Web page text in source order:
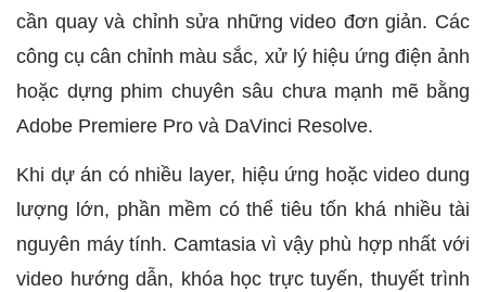
cần quay và chỉnh sửa những video đơn giản. Các
công cụ cân chỉnh màu sắc, xử lý hiệu ứng điện ảnh
hoặc dựng phim chuyên sâu chưa mạnh mẽ bằng
Adobe Premiere Pro và DaVinci Resolve.
Khi dự án có nhiều layer, hiệu ứng hoặc video dung
lượng lớn, phần mềm có thể tiêu tốn khá nhiều tài
nguyên máy tính. Camtasia vì vậy phù hợp nhất với
video hướng dẫn, khóa học trực tuyến, thuyết trình